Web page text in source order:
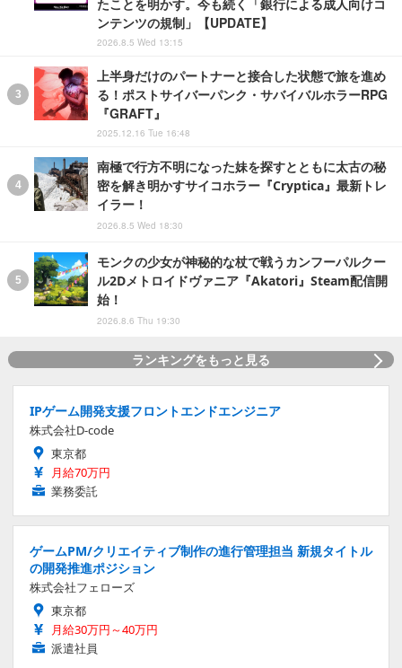
たことを明かす。今も続く「銀行による成人向けコ
ンテンツの規制」【UPDATE】
2026.8.5 Wed 13:15
上半身だけのパートナーと接合した状態で旅を進め
る！ポストサイバーパンク・サバイバルホラーRPG
『GRAFT』
2025.12.16 Tue 16:48
南極で行方不明になった妹を探すとともに太古の秘
密を解き明かすサイコホラー『Cryptica』最新トレ
イラー！
2026.8.5 Wed 18:30
モンクの少女が神秘的な杖で戦うカンフーパルクー
ル2Dメトロイドヴァニア『Akatori』Steam配信開
始！
2026.8.6 Thu 19:30
ランキングをもっと見る
IPゲーム開発支援フロントエンドエンジニア
株式会社D-code
東京都
月給70万円
業務委託
ゲームPM/クリエイティブ制作の進行管理担当 新規タイトル
の開発推進ポジション
株式会社フェローズ
東京都
月給30万円～40万円
派遣社員